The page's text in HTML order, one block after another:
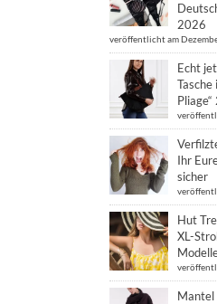
2026
veröffentlicht am
Echt
Tasche
Ihr
sicher
Hut
XL-